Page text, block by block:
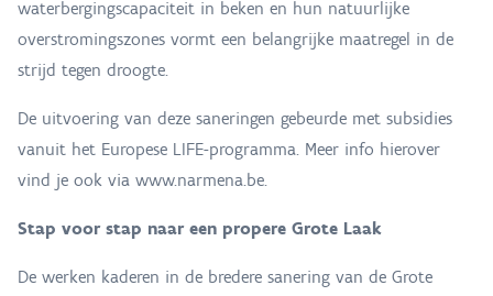
waterbergingscapaciteit in beken en hun natuurlijke
overstromingszones vormt een belangrijke maatregel in de
strijd tegen droogte.
De uitvoering van deze saneringen gebeurde met subsidies
vanuit het Europese LIFE-programma. Meer info hierover
vind je ook via www.narmena.be.
Stap voor stap naar een propere Grote Laak
De werken kaderen in de bredere sanering van de Grote